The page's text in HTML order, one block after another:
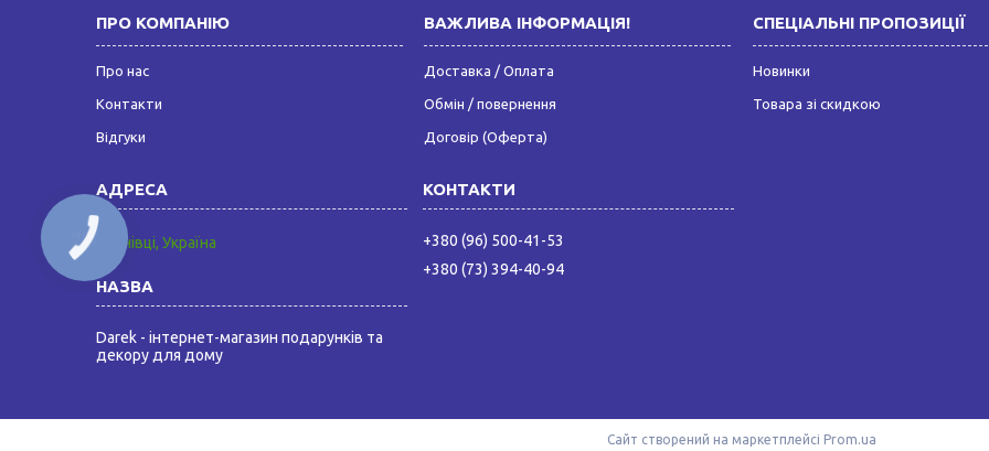
ПРО КОМПАНІЮ
Про нас
Контакти
Відгуки
ВАЖЛИВА ІНФОРМАЦІЯ!
Доставка / Оплата
Обмін / повернення
Договір (Оферта)
СПЕЦІАЛЬНІ ПРОПОЗИЦІЇ
Новинки
Товара зі скидкою
Чернівці, Україна
Darek - інтернет-магазин подарунків та
декору для дому
+380 (96) 500-41-53
+380 (73) 394-40-94
Сайт створений на маркетплейсі Prom.ua
КНОПКА
ЗВ'ЯЗКУ